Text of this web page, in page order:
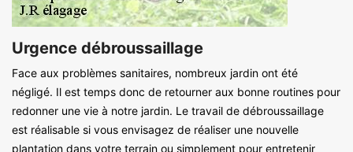
Urgence débroussaillage
Face aux problèmes sanitaires, nombreux jardin ont été
négligé. Il est temps donc de retourner aux bonne routines pour
redonner une vie à notre jardin. Le travail de débroussaillage
est réalisable si vous envisagez de réaliser une nouvelle
plantation dans votre terrain ou simplement pour entretenir